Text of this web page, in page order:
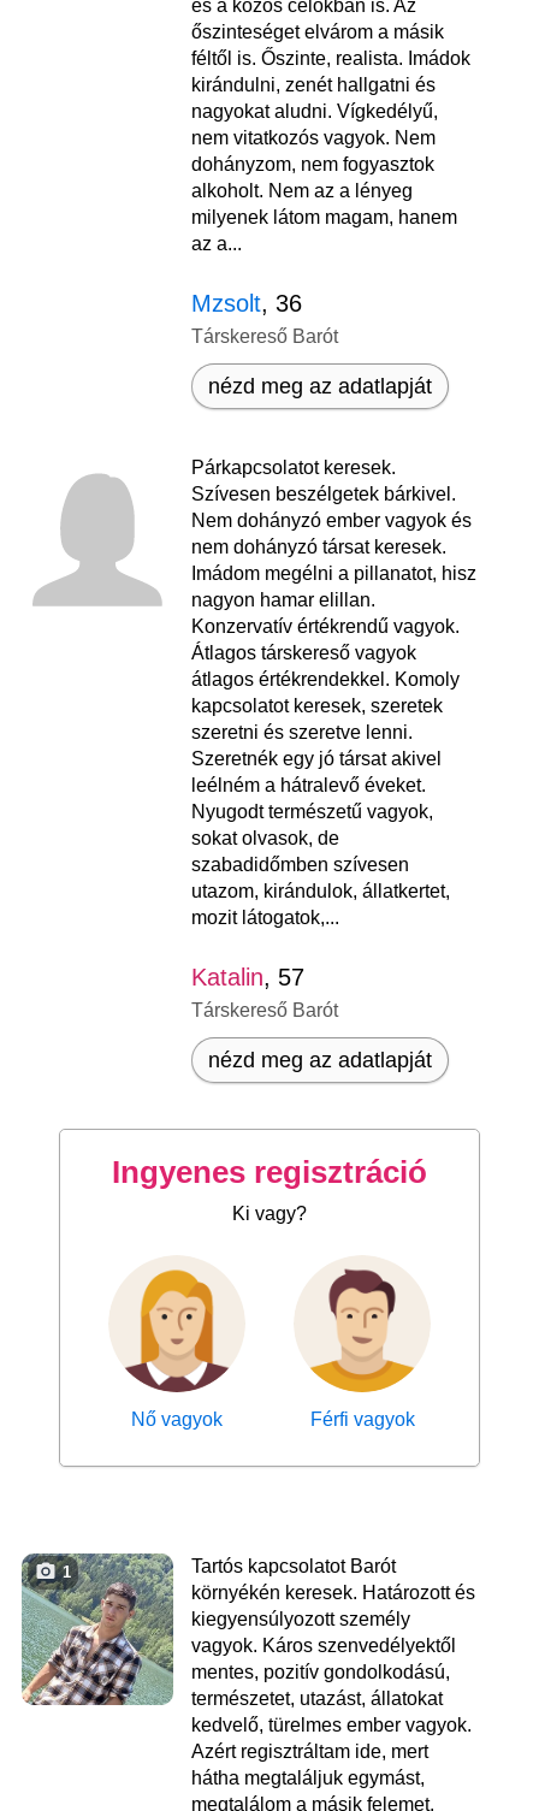
és a közös célokban is. Az
őszinteséget elvárom a másik
féltől is. Őszinte, realista. Imádok
kirándulni, zenét hallgatni és
nagyokat aludni. Vígkedélyű,
nem vitatkozós vagyok. Nem
dohányzom, nem fogyasztok
alkoholt. Nem az a lényeg
milyenek látom magam, hanem
az a...
Mzsolt, 36
Társkereső Barót
nézd meg az adatlapját
Párkapcsolatot keresek.
Szívesen beszélgetek bárkivel.
Nem dohányzó ember vagyok és
nem dohányzó társat keresek.
Imádom megélni a pillanatot, hisz
nagyon hamar elillan.
Konzervatív értékrendű vagyok.
Átlagos társkereső vagyok
átlagos értékrendekkel. Komoly
kapcsolatot keresek, szeretek
szeretni és szeretve lenni.
Szeretnék egy jó társat akivel
leélném a hátralevő éveket.
Nyugodt természetű vagyok,
sokat olvasok, de
szabadidőmben szívesen
utazom, kirándulok, állatkertet,
mozit látogatok,...
Katalin, 57
Társkereső Barót
nézd meg az adatlapját
Ingyenes regisztráció
Ki vagy?
Nő vagyok Férfi vagyok
1
Tartós kapcsolatot Barót
környékén keresek. Határozott és
kiegyensúlyozott személy
vagyok. Káros szenvedélyektől
mentes, pozitív gondolkodású,
természetet, utazást, állatokat
kedvelő, türelmes ember vagyok.
Azért regisztráltam ide, mert
hátha megtaláljuk egymást,
megtalálom a másik felemet.